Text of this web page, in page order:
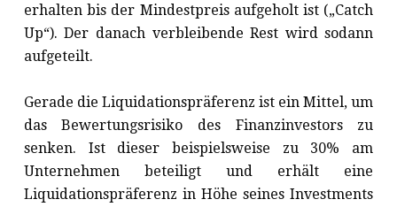
erhalten bis der Mindestpreis aufgeholt ist („Catch
Up“). Der danach verbleibende Rest wird sodann
aufgeteilt.
Gerade die Liquidationspräferenz ist ein Mittel, um
das Bewertungsrisiko des Finanzinvestors zu
senken. Ist dieser beispielsweise zu 30% am
Unternehmen beteiligt und erhält eine
Liquidationspräferenz in Höhe seines Investments